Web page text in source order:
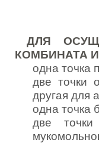
ДЛЯ
КОМБИНАТА
одна точка
две точки
другая для
одна точка
две точки